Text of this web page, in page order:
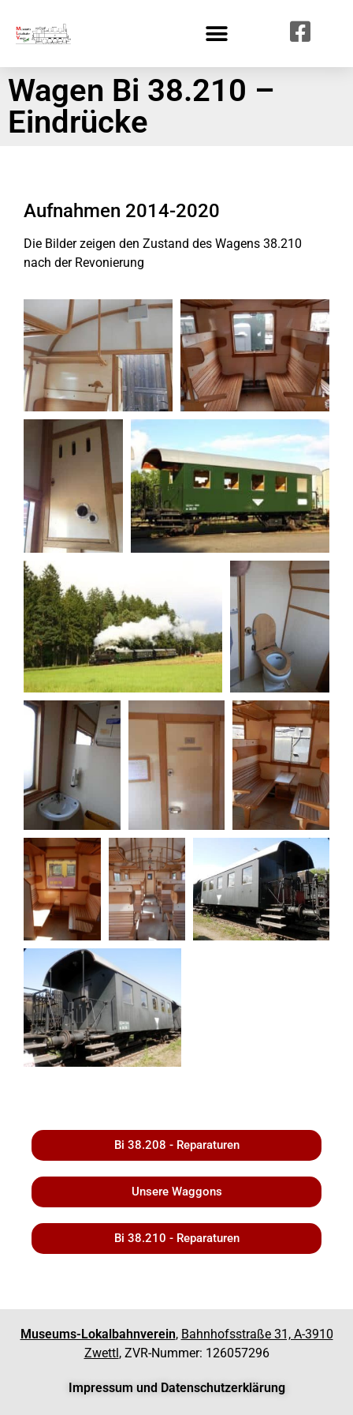
Wagen Bi 38.210 –
Eindrücke
Aufnahmen 2014-2020
Die Bilder zeigen den Zustand des Wagens 38.210
nach der Revonierung
Bi 38.208 - Reparaturen
Unsere Waggons
Bi 38.210 - Reparaturen
Museums-Lokalbahnverein, Bahnhofsstraße 31, A-3910
Zwettl, ZVR-Nummer: 126057296
Impressum und Datenschutzerklärung